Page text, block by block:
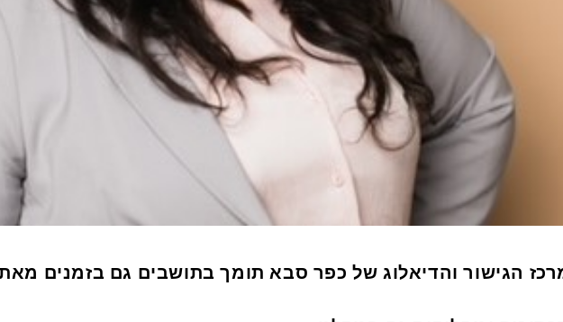
הגישור והדיאלוג של כפר סבא תומך בתושבים גם בזמנים